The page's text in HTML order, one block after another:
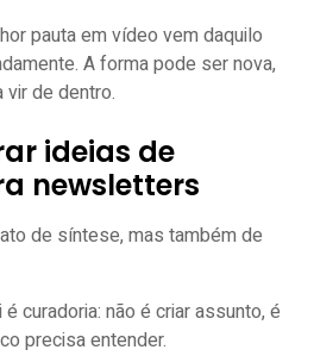
pauta em vídeo vem daquilo
A forma pode ser nova,
de dentro.
ideias de
newsletters
de síntese, mas também de
curadoria: não é criar assunto, é
precisa entender.